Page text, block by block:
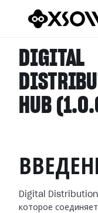
DIGITAL
HUB
Digital Distribution
которое